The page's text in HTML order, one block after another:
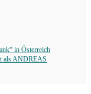
in Österreich
als ANDREAS